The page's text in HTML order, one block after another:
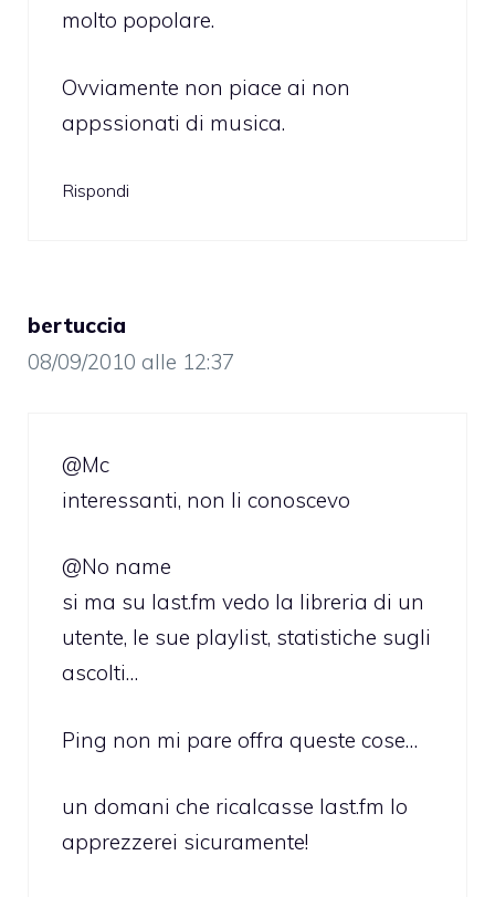
molto popolare.
Ovviamente non piace ai non
appssionati di musica.
Rispondi
bertuccia
08/09/2010 alle 12:37
@Mc
interessanti, non li conoscevo
@No name
si ma su last.fm vedo la libreria di un
utente, le sue playlist, statistiche sugli
ascolti…
Ping non mi pare offra queste cose…
un domani che ricalcasse last.fm lo
apprezzerei sicuramente!